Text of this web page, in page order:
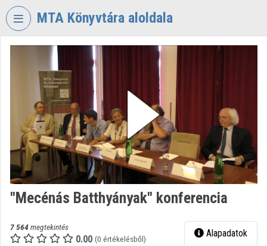
Fejléc kihagyása
MTA Könyvtára aloldala
VIDEO TORIUM
MAGYAR
TUDOMÁNYOS
AKADÉMIA
KÖNYVTÁRA
Intézményi kezdőlap
Bejelentkezés
Intézményi felfedezés
Kategóriák
"Mecénás Batthyányak" konferencia
7 564megtekintés
0.00 (0 értékelésből) Alapadatok